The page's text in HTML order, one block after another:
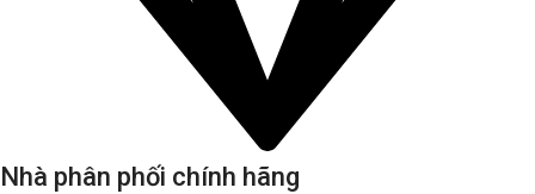
Nhà phân phối chính hãng